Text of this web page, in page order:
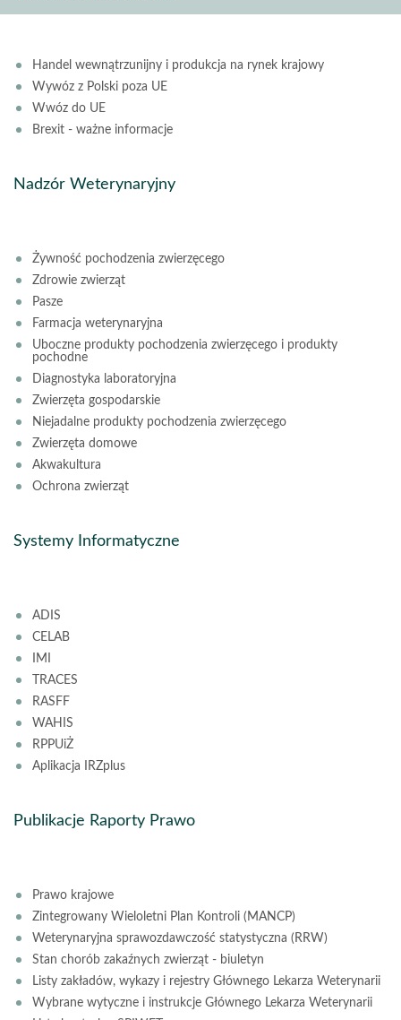
Handel wewnątrzunijny i produkcja na rynek krajowy
Wywóz z Polski poza UE
Wwóz do UE
Brexit - ważne informacje
Nadzór Weterynaryjny
Żywność pochodzenia zwierzęcego
Zdrowie zwierząt
Pasze
Farmacja weterynaryjna
Uboczne produkty pochodzenia zwierzęcego i produkty
pochodne
Diagnostyka laboratoryjna
Zwierzęta gospodarskie
Niejadalne produkty pochodzenia zwierzęcego
Zwierzęta domowe
Akwakultura
Ochrona zwierząt
Systemy Informatyczne
ADIS
CELAB
IMI
TRACES
RASFF
WAHIS
RPPUiŻ
Aplikacja IRZplus
Publikacje Raporty Prawo
Prawo krajowe
Zintegrowany Wieloletni Plan Kontroli (MANCP)
Weterynaryjna sprawozdawczość statystyczna (RRW)
Stan chorób zakaźnych zwierząt - biuletyn
Listy zakładów, wykazy i rejestry Głównego Lekarza Weterynarii
Wybrane wytyczne i instrukcje Głównego Lekarza Weterynarii